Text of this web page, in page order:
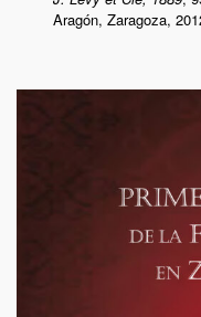
Aragón, Zaragoza,